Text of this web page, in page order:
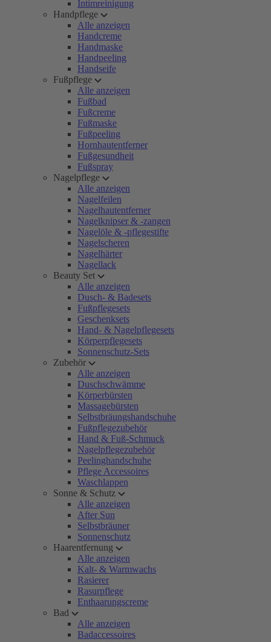
Intimreinigung
Handpflege
Alle anzeigen
Handcreme
Handmaske
Handpeeling
Handseife
Fußpflege
Alle anzeigen
Fußbad
Fußcreme
Fußmaske
Fußpeeling
Hornhautentferner
Fußgesundheit
Fußspray
Nagelpflege
Alle anzeigen
Nagelfeilen
Nagelhautentferner
Nagelknipser & -zangen
Nagelöle & -pflegestifte
Nagelscheren
Nagelhärter
Nagellack
Beauty Set
Alle anzeigen
Dusch- & Badesets
Fußpflegesets
Geschenksets
Hand- & Nagelpflegesets
Körperpflegesets
Sonnenschutz-Sets
Zubehör
Alle anzeigen
Duschschwämme
Körperbürsten
Massagebürsten
Selbstbräungshandschuhe
Fußpflegezubehör
Hand & Fuß-Schmuck
Nagelpflegezubehör
Peelinghandschuhe
Pflege Accessoires
Waschlappen
Sonne & Schutz
Alle anzeigen
After Sun
Selbstbräuner
Sonnenschutz
Haarentfernung
Alle anzeigen
Kalt- & Warmwachs
Rasierer
Rasurpflege
Enthaarungscreme
Bad
Alle anzeigen
Badaccessoires